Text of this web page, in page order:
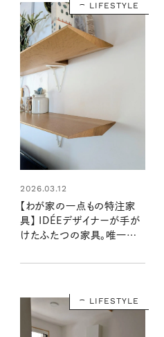
LIFESTYLE
2026.03.12
【わが家の一点もの特注家
具】 IDÉEデザイナーが手が
けたふたつの家具。唯一無
LIFESTYLE